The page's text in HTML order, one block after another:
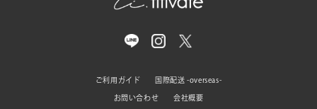
ご利用ガイド 国際配送 -overseas-
お問い合わせ 会社概要